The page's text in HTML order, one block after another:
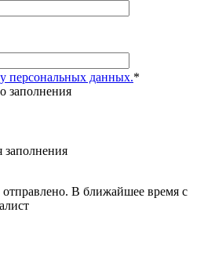
персональных данных.*
заполнения
заполнения
В ближайшее время с